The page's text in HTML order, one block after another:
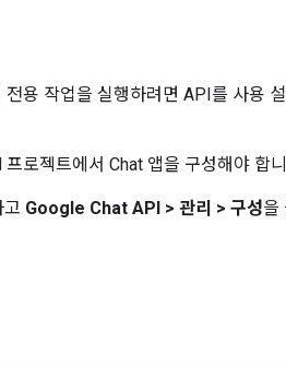
용 작업을 실행하려면 API를 사용
로젝트에서 Chat 앱을 구성해야 합
고 Google Chat API > 관리 > 구성을